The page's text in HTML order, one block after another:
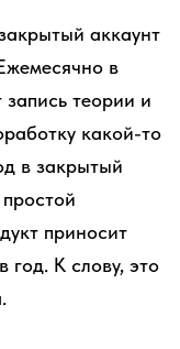
аккаунт
в
теории и
какой-то
в закрытый
приносит
год. К слову, это